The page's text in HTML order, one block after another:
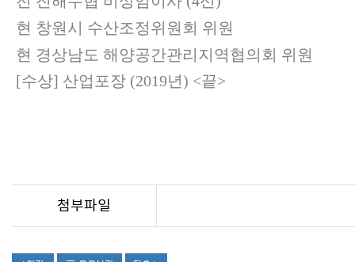
현 창원시 수산조정위원회 위원
현 경상남도 해양공간관리지역협의회 위원
[수상] 산업포장 (2019년) <끝>
첨부파일